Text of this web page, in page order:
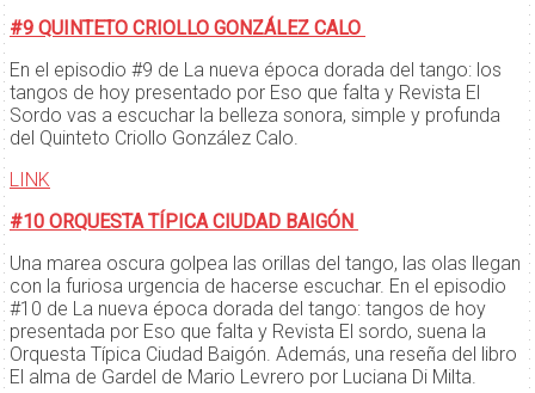
#9 QUINTETO CRIOLLO GONZÁLEZ CALO
En el episodio #9 de La nueva época dorada del tango: los
tangos de hoy presentado por Eso que falta y Revista El
Sordo vas a escuchar la belleza sonora, simple y profunda
del Quinteto Criollo González Calo.
LINK
#10 ORQUESTA TÍPICA CIUDAD BAIGÓN
Una marea oscura golpea las orillas del tango, las olas llegan
con la furiosa urgencia de hacerse escuchar. En el episodio
#10 de La nueva época dorada del tango: tangos de hoy
presentada por Eso que falta y Revista El sordo, suena la
Orquesta Típica Ciudad Baigón. Además, una reseña del libro
El alma de Gardel de Mario Levrero por Luciana Di Milta.